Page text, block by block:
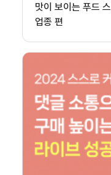
맛이 보이는 푸드
업종 편